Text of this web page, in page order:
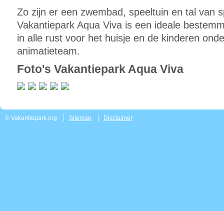
Zo zijn er een zwembad, speeltuin en tal van
Vakantiepark Aqua Viva is een ideale
in alle rust voor het huisje en de kinderen
animatieteam.
Foto's Vakantiepark Aqua Viva
© Vakantiepark.org Sitemap Disclaimer